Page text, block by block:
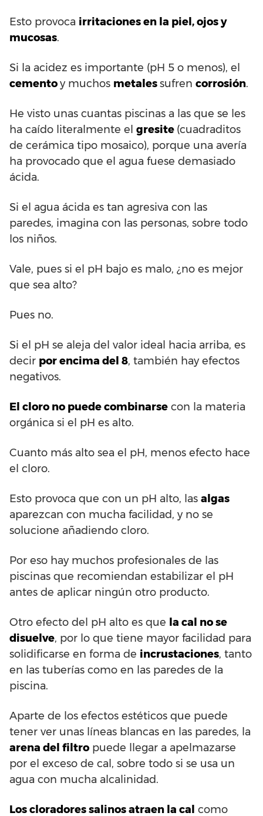
Esto provoca irritaciones en la piel, ojos y
mucosas.
Si la acidez es importante (pH 5 o menos), el
cementoy muchos metalessufren corrosión.
He visto unas cuantas piscinas a las que se les
ha caído literalmente el gresite (cuadraditos
de cerámica tipo mosaico), porque una avería
ha provocado que el agua fuese demasiado
ácida.
Si el agua ácida es tan agresiva con las
paredes, imagina con las personas, sobre todo
los niños.
Vale, pues si el pH bajo es malo, ¿no es mejor
que sea alto?
Pues no.
Si el pH se aleja del valor ideal hacia arriba, es
decir por encima del 8, también hay efectos
negativos.
El cloro no puede combinarse con la materia
orgánica si el pH es alto.
Cuanto más alto sea el pH, menos efecto hace
el cloro.
Esto provoca que con un pH alto, las algas
aparezcan con mucha facilidad, y no se
solucione añadiendo cloro.
Por eso hay muchos profesionales de las
piscinas que recomiendan estabilizar el pH
antes de aplicar ningún otro producto.
Otro efecto del pH alto es que la cal no se
disuelve, por lo que tiene mayor facilidad para
solidificarse en forma de incrustaciones, tanto
en las tuberías como en las paredes de la
piscina.
Aparte de los efectos estéticos que puede
tener ver unas líneas blancas en las paredes, la
arena del filtro puede llegar a apelmazarse
por el exceso de cal, sobre todo si se usa un
agua con mucha alcalinidad.
Los cloradores salinos atraen la cal como